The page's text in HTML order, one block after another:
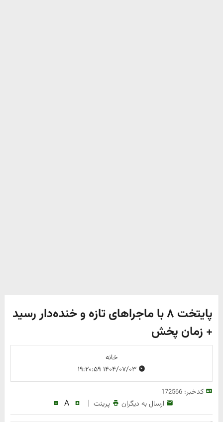
پایتخت ۸ با ماجراهای تازه و خنده‌دار رسید
+ زمان پخش
خانه
۱۴۰۴/۰۷/۰۳ ۱۹:۲۰:۵۹
کدخبر:172566
ارسال به دیگران پرینت |
A